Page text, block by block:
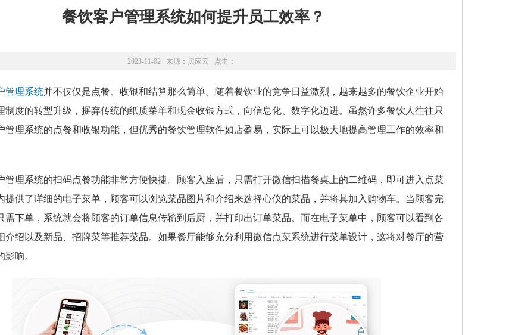
餐饮客户管理系统如何提升员工效率？
2023-11-02 来源： 贝应云 点击：
管理系统并不仅仅是点餐、收银和结算那么简单。随着餐饮业的竞争日益激烈，越来越多的餐饮企业开始
制度的转型升级，摒弃传统的纸质菜单和现金收银方式，向信息化、数字化迈进。虽然许多餐饮人往往只
管理系统的点餐和收银功能，但优秀的餐饮管理软件如店盈易，实际上可以极大地提高管理工作的效率和
管理系统的扫码点餐功能非常方便快捷。顾客入座后，只需打开微信扫描餐桌上的二维码，即可进入点菜
提供了详细的电子菜单，顾客可以浏览菜品图片和介绍来选择心仪的菜品，并将其加入购物车。当顾客完
需下单，系统就会将顾客的订单信息传输到后厨，并打印出订单菜品。而在电子菜单中，顾客可以看到各
介绍以及新品、招牌菜等推荐菜品。如果餐厅能够充分利用微信点菜系统进行菜单设计，这将对餐厅的营
响。